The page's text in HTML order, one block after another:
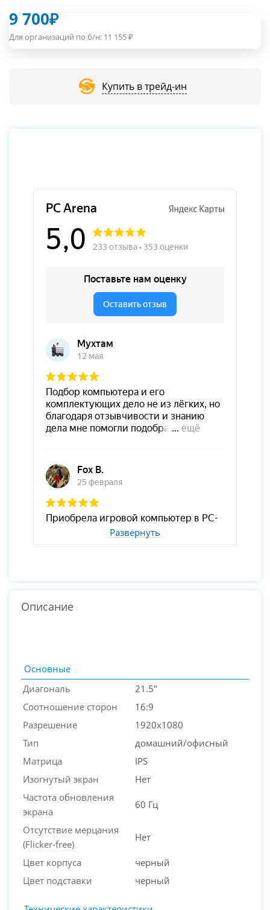
9 700₽
Для организаций по б/н: 11 155₽
Купить в трейд-ин
PC-Arena на карте Москвы — Яндекс Карты
Развернуть
Описание
Основные
Диагональ
21.5"
Соотношение сторон
16:9
Разрешение
1920x1080
Тип
домашний/офисный
Матрица
IPS
Изогнутый экран
Нет
Частота обновления
экрана
60 Гц
Отсутствие мерцания
(Flicker-free)
Нет
Цвет корпуса
черный
Цвет подставки
черный